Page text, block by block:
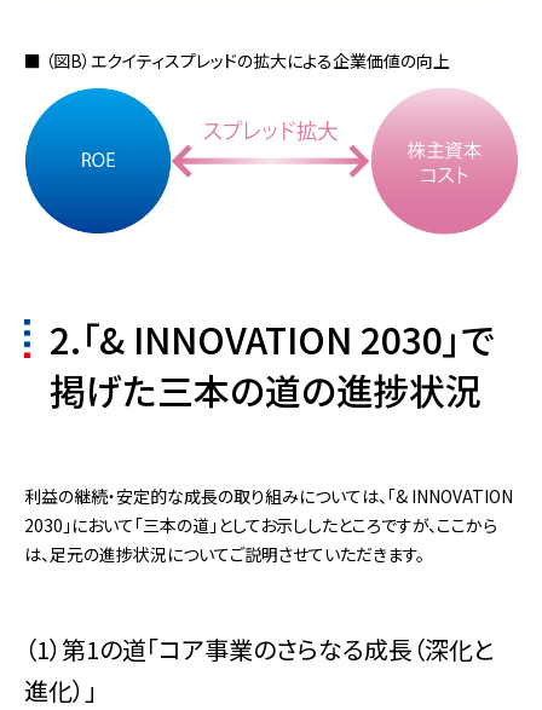
■ （図B）エクイティスプレッドの拡大による企業価値の向上
2.「& INNOVATION 2030」で
掲げた三本の道の進捗状況
利益の継続・安定的な成長の取り組みについては、「& INNOVATION
2030」において「三本の道」としてお示ししたところですが、ここから
は、足元の進捗状況についてご説明させていただきます。
（1）第1の道「コア事業のさらなる成長（深化と
進化）」